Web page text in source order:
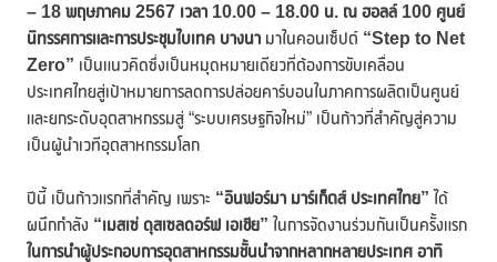
– 18 พฤษภาคม 2567 เวลา 10.00 – 18.00 น. ณ ฮอลล์ 100 ศูนย์
นิทรรศการและการประชุมไบเทค บางนา มาในคอนเซ็ปต์ “Step to Net
Zero” เป็นแนวคิดซึ่งเป็นหมุดหมายเดียวที่ต้องการขับเคลื่อน
ประเทศไทยสู่เป้าหมายการลดการปล่อยคาร์บอนในภาคการผลิตเป็นศูนย์
และยกระดับอุตสาหกรรมสู่ “ระบบเศรษฐกิจใหม่” เป็นก้าวที่สำคัญสู่ความ
เป็นผู้นำเวทีอุตสาหกรรมโลก
ปีนี้ เป็นก้าวแรกที่สำคัญ เพราะ “อินฟอร์มา มาร์เก็ตส์ ประเทศไทย” ได้
ผนึกกำลัง “เมสเซ่ ดุสเซลดอร์ฟ เอเชีย” ในการจัดงานร่วมกันเป็นครั้งแรก
ในการนำผู้ประกอบการอุตสาหกรรมชั้นนำจากหลากหลายประเทศ อาทิ